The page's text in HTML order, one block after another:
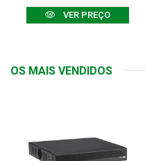
VER PREÇO
OS MAIS VENDIDOS